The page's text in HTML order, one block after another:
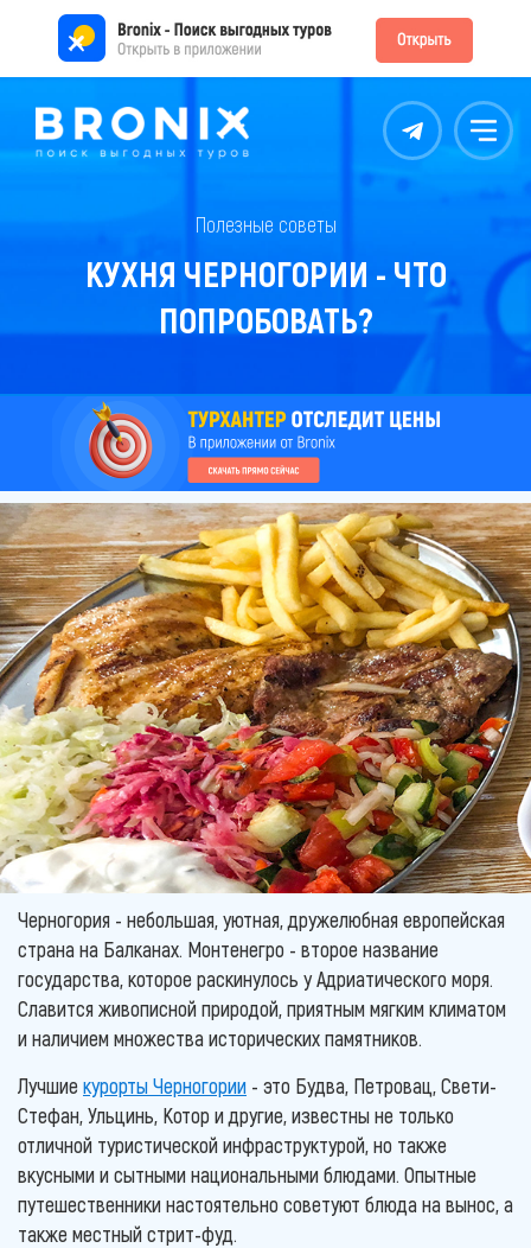
Контакты Меню
Полезные советы
КУХНЯ ЧЕРНОГОРИИ - ЧТО
ПОПРОБОВАТЬ?
Черногория - небольшая, уютная, дружелюбная европейская
страна на Балканах. Монтенегро - второе название
государства, которое раскинулось у Адриатического моря.
Славится живописной природой, приятным мягким климатом
и наличием множества исторических памятников.
Лучшие курорты Черногории - это Будва, Петровац, Свети-
Стефан, Ульцинь, Котор и другие, известны не только
отличной туристической инфраструктурой, но также
вкусными и сытными национальными блюдами. Опытные
путешественники настоятельно советуют блюда на вынос, а
также местный стрит-фуд.